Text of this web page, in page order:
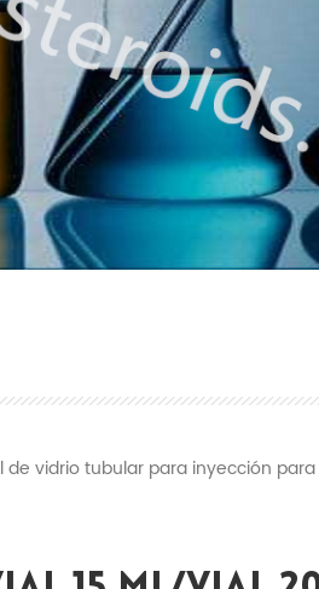
vidrio tubular para inyección